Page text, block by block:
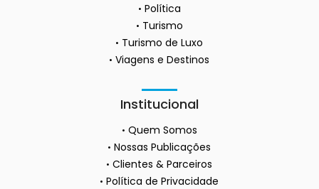
Política
Turismo
Turismo de Luxo
Viagens e Destinos
Institucional
Quem Somos
Nossas Publicações
Clientes & Parceiros
Política de Privacidade